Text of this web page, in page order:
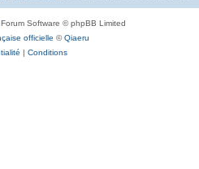
Software © phpBB Limited
officielle ©Qiaeru
| Conditions